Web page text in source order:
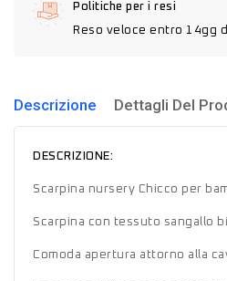
Politiche per i resi
Reso veloce entro 14gg
Descrizione Dettagli Del
DESCRIZIONE:
Scarpina nursery Chicco per
Scarpina con tessuto sangallo
Comoda apertura attorno alla